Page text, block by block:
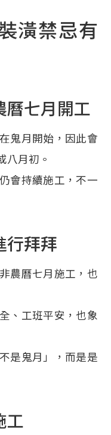
潢禁忌有
曆七月開工
鬼月開始，因此會
八月初。
會持續施工，不一
行拜拜
農曆七月施工，也
、工班平安，也象
是鬼月」，而是是
工